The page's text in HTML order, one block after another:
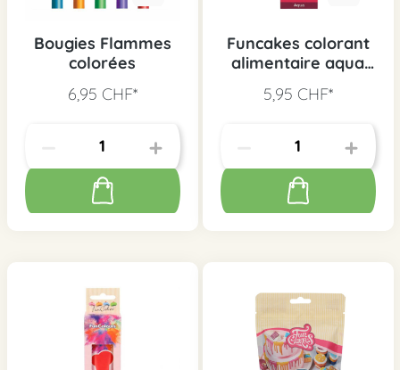
Bougies Flammes
colorées
6,95 CHF*
Funcakes colorant
alimentaire aqua
5,95 CHF*